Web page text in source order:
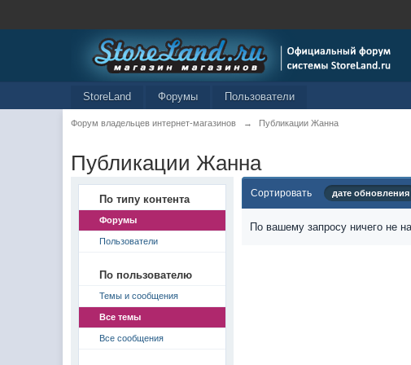
StoreLand Форумы Пользователи
Форум владельцев интернет-магазинов → Публикации Жанна
Публикации Жанна
По типу контента
Форумы
Пользователи
По пользователю
Темы и сообщения
Все темы
Все сообщения
Сортировать дате обновления
По вашему запросу ничего не